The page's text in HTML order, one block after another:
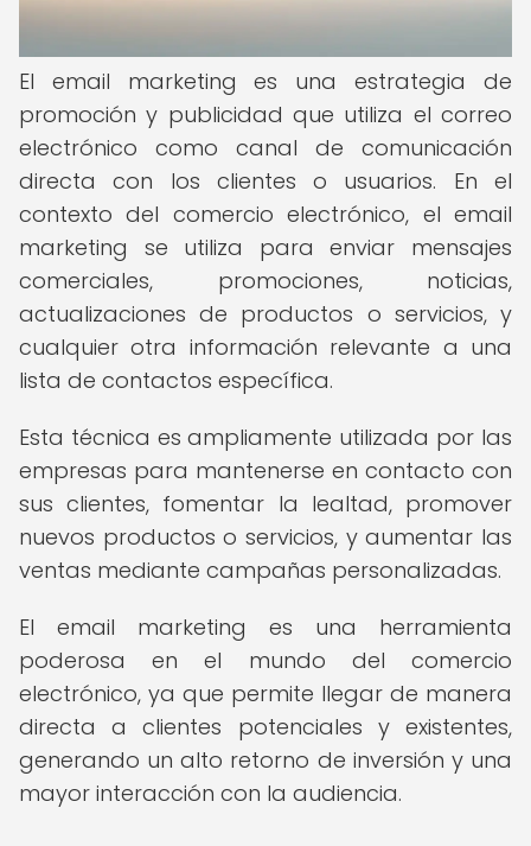
El email marketing es una estrategia de
promoción y publicidad que utiliza el correo
electrónico como canal de comunicación
directa con los clientes o usuarios. En el
contexto del comercio electrónico, el email
marketing se utiliza para enviar mensajes
comerciales, promociones, noticias,
actualizaciones de productos o servicios, y
cualquier otra información relevante a una
lista de contactos específica.
Esta técnica es ampliamente utilizada por las
empresas para mantenerse en contacto con
sus clientes, fomentar la lealtad, promover
nuevos productos o servicios, y aumentar las
ventas mediante campañas personalizadas.
El email marketing es una herramienta
poderosa en el mundo del comercio
electrónico, ya que permite llegar de manera
directa a clientes potenciales y existentes,
generando un alto retorno de inversión y una
mayor interacción con la audiencia.